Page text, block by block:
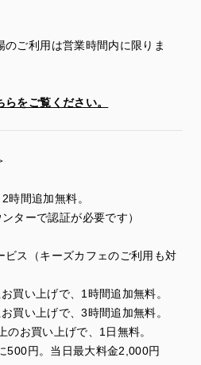
のご利用は営業時間内に限りま
をご覧ください。
2時間追加無料。
ンターで認証が必要です）
ビス（キーズカフェのご利用も対
買い上げで、 1 時間追加無料。
買い上げで、3時間追加無料。
のお買い上げで、 1 日無料。
500円。当日最大料金2 ,000円